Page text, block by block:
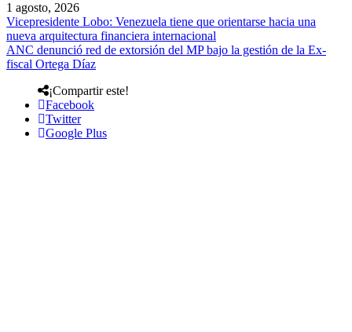
1 agosto, 2026
Vicepresidente Lobo: Venezuela tiene que orientarse hacia una
nueva arquitectura financiera internacional
ANC denunció red de extorsión del MP bajo la gestión de la Ex-
fiscal Ortega Díaz
¡Compartir este!
Facebook
Twitter
Google Plus